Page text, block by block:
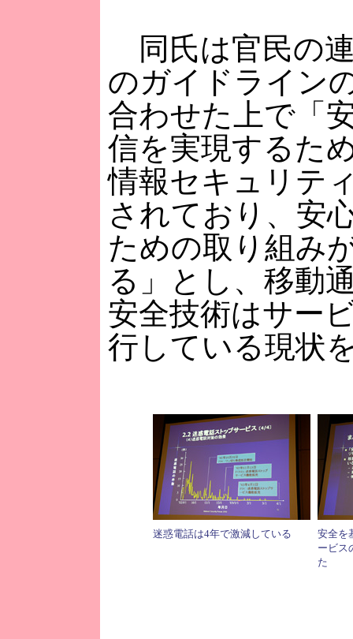
同氏は官民の
のガイドライン
合わせた上で「
信を実現するた
情報セキュリテ
されており、安
ための取り組み
る」とし、移動
安全技術はサー
行している現状
迷惑電話は4年で激減している
安全を
ービス
た